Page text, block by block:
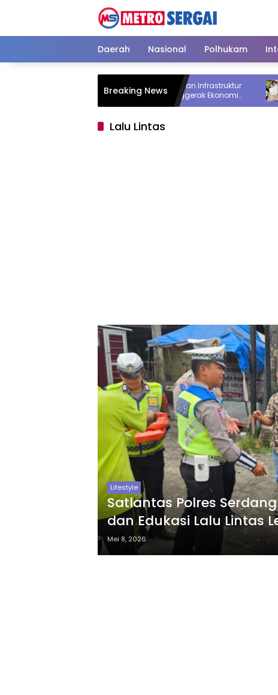
Daerah Nasional Polhukam
Breaking News
Gubsu Bobby Prioritaskan Infrastruktur
Nias Utara, Jalan Penggerak Ekonomi
Mulai Dibenahi
Pemprov
5 Rumah
Dibongkar
Lalu Lintas
Lifestyle
Satlantas Polres
dan Edukasi Lalu Lintas
Mei 8, 2026